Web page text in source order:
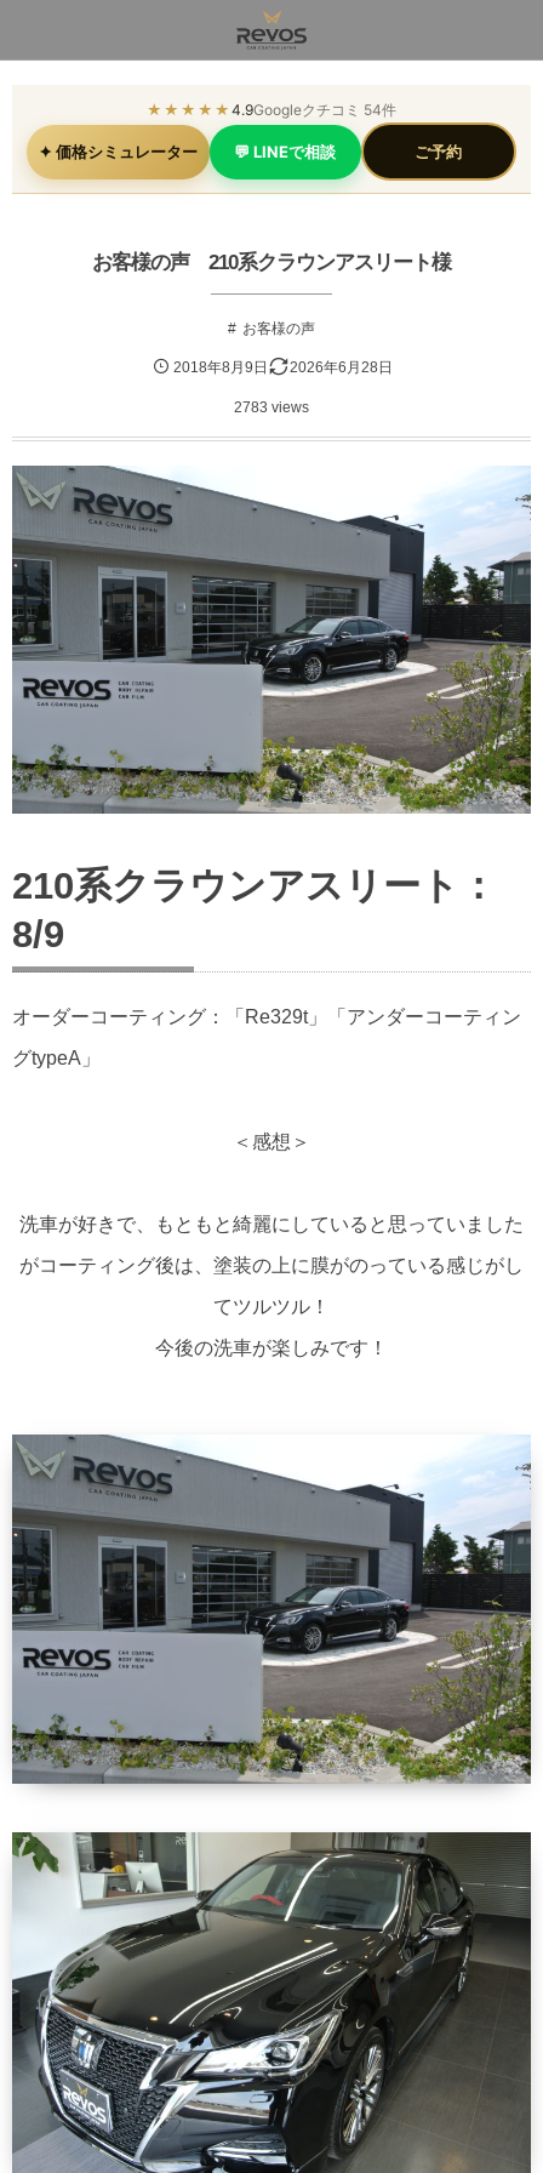
★★★★★ 4.9Googleクチコミ 54件
✦ 価格シミュレーター 💬 LINEで相談 ご予約
お客様の声 210系クラウンアスリート様
お客様の声
2018年8月9日 2026年6月28日
2783 views
210系クラウンアスリート：
8/9
オーダーコーティング：「Re329t」「アンダーコーティン
グtypeA」
＜感想＞
洗車が好きで、もともと綺麗にしていると思っていました
がコーティング後は、塗装の上に膜がのっている感じがし
てツルツル！
今後の洗車が楽しみです！